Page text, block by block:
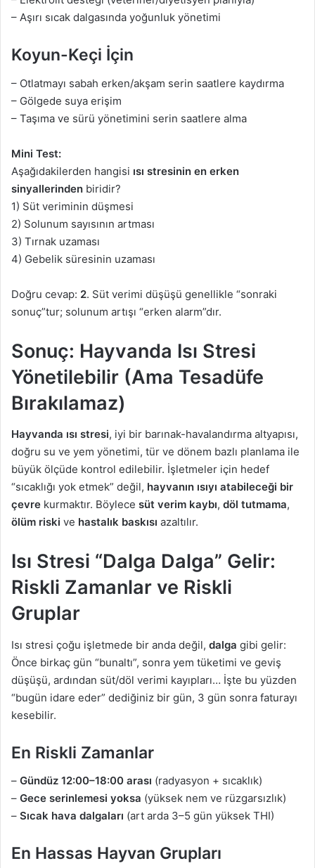
– Aşırı sıcak dalgasında yoğunluk yönetimi
Koyun-Keçi İçin
– Otlatmayı sabah erken/akşam serin saatlere kaydırma
– Gölgede suya erişim
– Taşıma ve sürü yönetimini serin saatlere alma
Mini Test:
Aşağıdakilerden hangisi ısı stresinin en erken
sinyallerinden biridir?
1) Süt veriminin düşmesi
2) Solunum sayısının artması
3) Tırnak uzaması
4) Gebelik süresinin uzaması
Doğru cevap: 2. Süt verimi düşüşü genellikle “sonraki
sonuç”tur; solunum artışı “erken alarm”dır.
Sonuç: Hayvanda Isı Stresi
Yönetilebilir (Ama Tesadüfe
Bırakılamaz)
Hayvanda ısı stresi, iyi bir barınak-havalandırma altyapısı,
doğru su ve yem yönetimi, tür ve dönem bazlı planlama ile
büyük ölçüde kontrol edilebilir. İşletmeler için hedef
“sıcaklığı yok etmek” değil, hayvanın ısıyı atabileceği bir
çevre kurmaktır. Böylece süt verim kaybı, döl tutmama,
ölüm riski ve hastalık baskısı azaltılır.
Isı Stresi “Dalga Dalga” Gelir:
Riskli Zamanlar ve Riskli
Gruplar
Isı stresi çoğu işletmede bir anda değil, dalga gibi gelir:
Önce birkaç gün “bunaltı”, sonra yem tüketimi ve geviş
düşüşü, ardından süt/döl verimi kayıpları… İşte bu yüzden
“bugün idare eder” dediğiniz bir gün, 3 gün sonra faturayı
kesebilir.
En Riskli Zamanlar
– Gündüz 12:00–18:00 arası (radyasyon + sıcaklık)
– Gece serinlemesi yoksa (yüksek nem ve rüzgarsızlık)
– Sıcak hava dalgaları (art arda 3–5 gün yüksek THI)
En Hassas Hayvan Grupları